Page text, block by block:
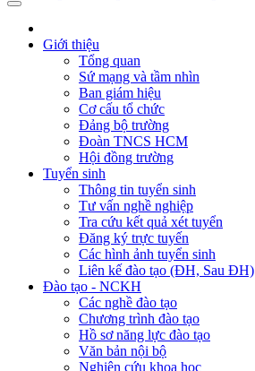
Giới thiệu
Tổng quan
Sứ mạng và tầm nhìn
Ban giám hiệu
Cơ cấu tổ chức
Đảng bộ trường
Đoàn TNCS HCM
Hội đồng trường
Tuyển sinh
Thông tin tuyển sinh
Tư vấn nghề nghiệp
Tra cứu kết quả xét tuyển
Đăng ký trực tuyến
Các hình ảnh tuyển sinh
Liên kế đào tạo (ĐH, Sau ĐH)
Đào tạo - NCKH
Các nghề đào tạo
Chương trình đào tạo
Hồ sơ năng lực đào tạo
Văn bản nội bộ
Nghiên cứu khoa học